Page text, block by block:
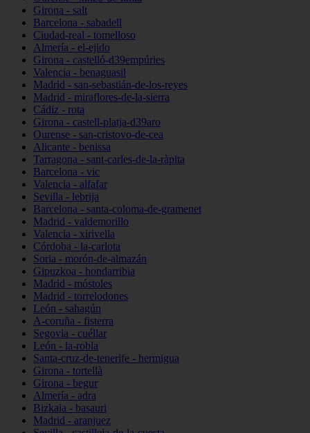
Girona - salt
Barcelona - sabadell
Ciudad-real - tomelloso
Almería - el-ejido
Girona - castelló-d39empúries
Valencia - benaguasil
Madrid - san-sebastián-de-los-reyes
Madrid - miraflores-de-la-sierra
Cádiz - rota
Girona - castell-platja-d39aro
Ourense - san-cristovo-de-cea
Alicante - benissa
Tarragona - sant-carles-de-la-ràpita
Barcelona - vic
Valencia - alfafar
Sevilla - lebrija
Barcelona - santa-coloma-de-gramenet
Madrid - valdemorillo
Valencia - xirivella
Córdoba - la-carlota
Soria - morón-de-almazán
Gipuzkoa - hondarribia
Madrid - móstoles
Madrid - torrelodones
León - sahagún
A-coruña - fisterra
Segovia - cuéllar
León - la-robla
Santa-cruz-de-tenerife - hermigua
Girona - tortellà
Girona - begur
Almería - adra
Bizkaia - basauri
Madrid - aranjuez